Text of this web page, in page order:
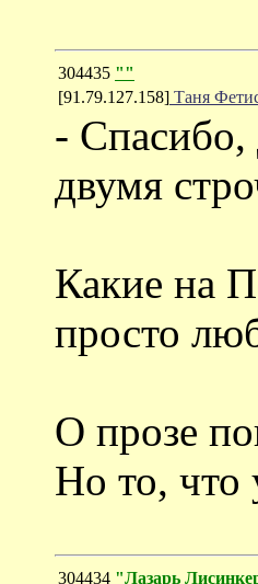
304435 ""
[91.79.127.158] Таня
-
двумя
Какие на
просто
О прозе
Но то, что
304434 "Лазарь